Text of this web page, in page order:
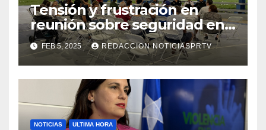
Tensión y frustración en
reunión sobre seguridad en
Reparto Metropolitano
FEB 5, 2025 REDACCION NOTICIASPRTV
NOTICIAS ULTIMA HORA